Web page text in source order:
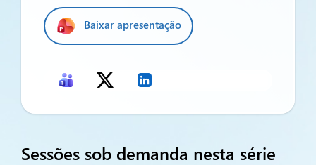
Baixar apresentação
Sessões sob demanda nesta série